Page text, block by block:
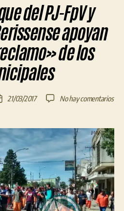
del PJ-FpV y
apoyan
de los
21/03/2017 No hay comentariosen
del
PJ-
FpV
y
«el